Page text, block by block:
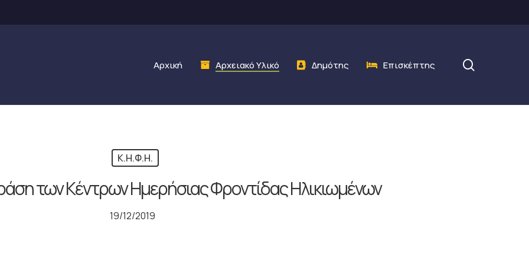
Αρχική Αρχειακό Υλικό Δημότης Επισκέπτης
Κ.Η.Φ.Η.
των Κέντρων Ημερήσιας Φροντίδας Ηλικιωμένων
19/12/2019